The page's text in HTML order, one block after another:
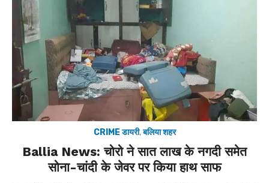
CRIME डायरी,बलिया शहर
Ballia News: चोरो ने सात लाख के नगदी समेत
सोना-चांदी के जेवर पर किया हाथ साफ